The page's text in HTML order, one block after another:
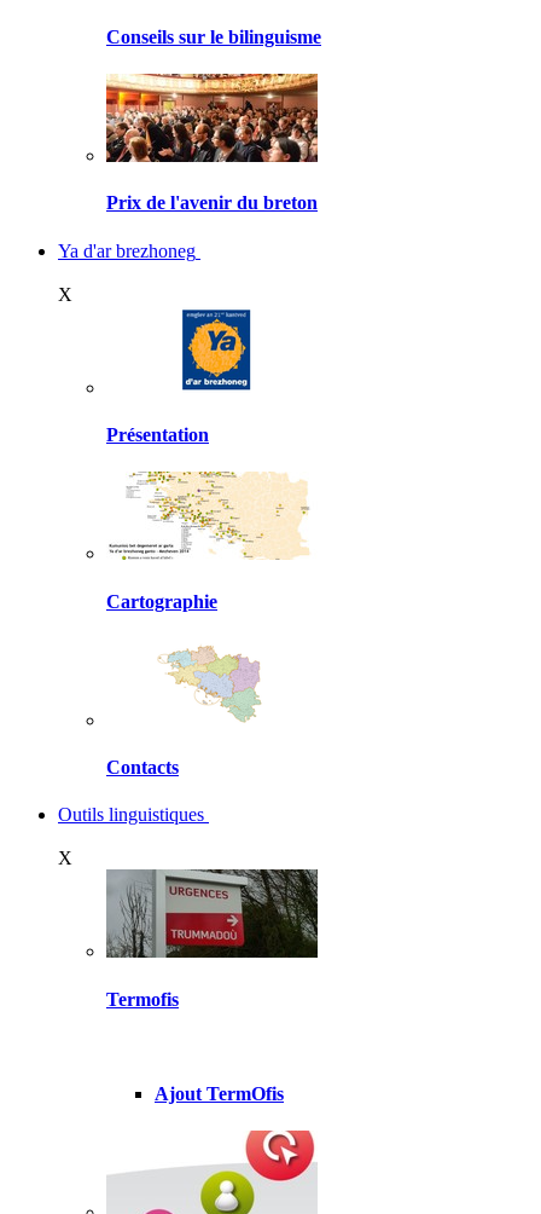
Conseils sur le bilinguisme
Prix de l'avenir du breton
Ya d'ar brezhoneg
X
Présentation
Cartographie
Contacts
Outils linguistiques
X
Termofis
Ajout TermOfis